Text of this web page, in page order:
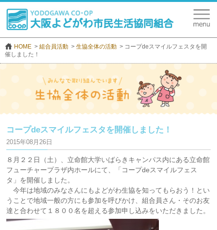
HOME 組合員活動 生協全体の活動
コープdeスマイルフェスタを開
催しました！
コープdeスマイルフェスタを開催しました！
2015年08月26日
８月２２日（土）、立命館大学いばらきキャンパス内にある立命館
フューチャープラザ内ホールにて、「コープdeスマイルフェス
タ」を開催しました。
今年は地域のみなさんにもよどがわ生協を知ってもらおう！とい
うことで地域一般の方にも参加を呼びかけ、組合員さん・そのお友
達と合わせて１８００名を超える参加申し込みをいただきました。